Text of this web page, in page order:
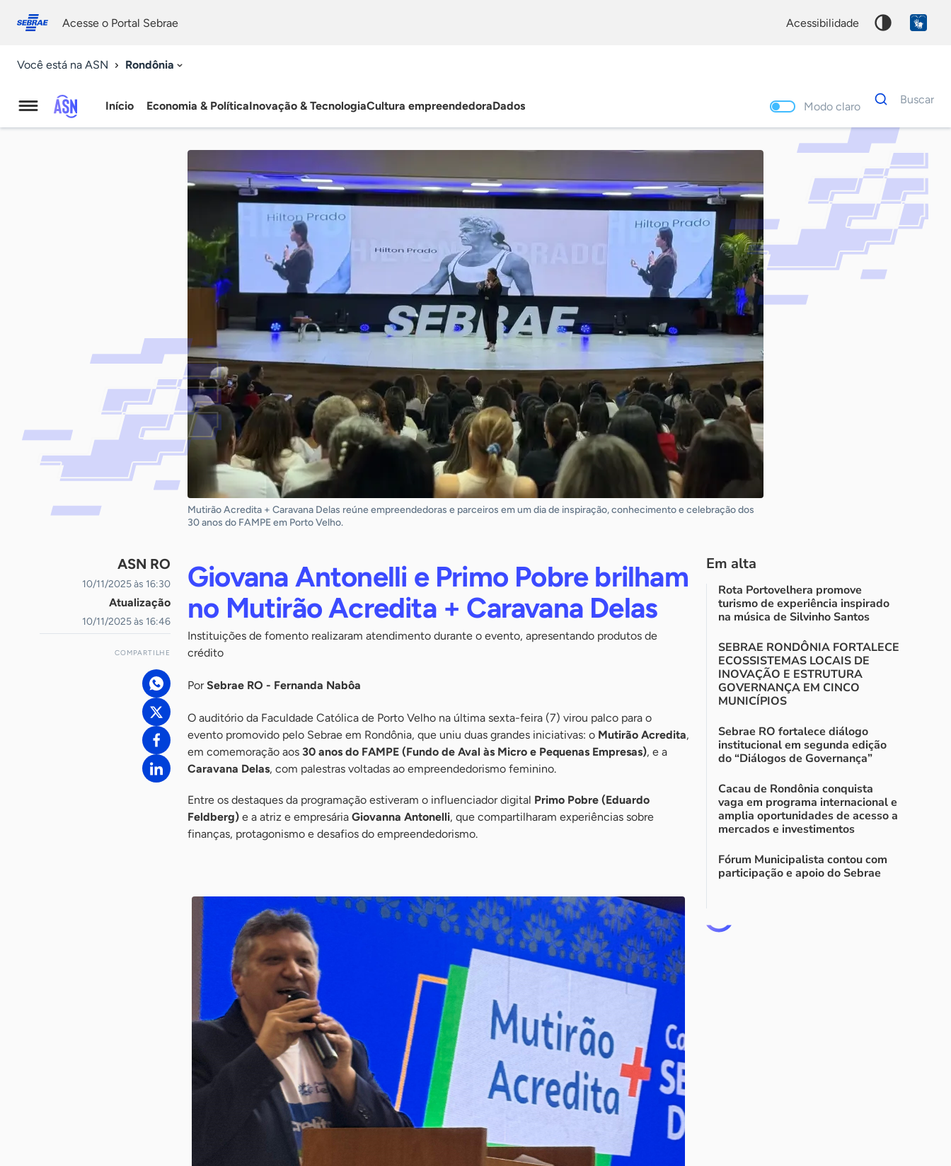
conosco
Acesse o Portal Sebrae acessibilidade
Você está na ASN Rondônia
Agência
Início Economia & PolíticaInovação & TecnologiaCultura empreendedoraDados Modo claro
Dados
para
Buscar
Palavra
chave
Mutirão Acredita + Caravana Delas reúne empreendedoras e parceiros em um dia de inspiração, conhecimento e celebração dos
30 anos do FAMPE em Porto Velho.
ASN RO
10/11/2025 às 16:30
Atualização
10/11/2025 às 16:46
COMPARTILHE
Giovana Antonelli e Primo Pobre brilham
no Mutirão Acredita + Caravana Delas
Instituições de fomento realizaram atendimento durante o evento, apresentando produtos de
crédito
PorSebrae RO - Fernanda Nabôa
O auditório da Faculdade Católica de Porto Velho na última sexta-feira (7) virou palco para o
evento promovido pelo Sebrae em Rondônia, que uniu duas grandes iniciativas: o Mutirão Acredita,
em comemoração aos 30 anos do FAMPE (Fundo de Aval às Micro e Pequenas Empresas), e a
Caravana Delas, com palestras voltadas ao empreendedorismo feminino.
Entre os destaques da programação estiveram o influenciador digital Primo Pobre (Eduardo
Feldberg) e a atriz e empresária Giovanna Antonelli, que compartilharam experiências sobre
finanças, protagonismo e desafios do empreendedorismo.
Em alta
Rota Portovelhera promove
turismo de experiência inspirado
na música de Silvinho Santos
SEBRAE RONDÔNIA FORTALECE
ECOSSISTEMAS LOCAIS DE
INOVAÇÃO E ESTRUTURA
GOVERNANÇA EM CINCO
MUNICÍPIOS
Sebrae RO fortalece diálogo
institucional em segunda edição
do “Diálogos de Governança”
Cacau de Rondônia conquista
vaga em programa internacional e
amplia oportunidades de acesso a
mercados e investimentos
Fórum Municipalista contou com
participação e apoio do Sebrae